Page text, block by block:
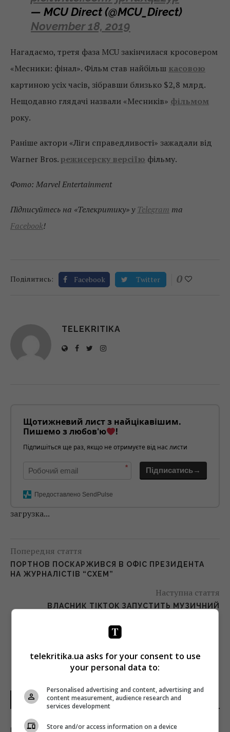
— MCU Direct (@MCU_Direct)
November 18, 2019
Нагадаємо, третя фаза MCU закінчилася кросовером
«Месники: фінал». Фільм став найбільш касовою
картиною усіх часів, зібравши близько $2,8 млрд.
Нещодавно глядачі назвали «Месників» фільмом
року.
Раніше актори «Ліги справедливості» зажадали від
Warner Bros.режисерску версіїю фільму.
Фото: Marvel Entertainment
Підписуйтесь на «Телекритику» у Telegram та
Facebook!
Поділитись: Facebook Twitter 0
TELEKRITIKA
Щотижневий лист з найцікавішим.
Пишемо з любов'ю
!
Підпишіться ще раз, якщо не отримуєте від нас листи
* Підписатись→
Предоставлено SendPulse
загрузка...
Попередня стаття
ПОРТНОВ ПОСКАРЖИВСЯ В ОФІС ПРЕЗИДЕНТА
НА ЖУРНАЛІСТІВ “СХЕМ”
Наступна стаття
ВЛАСНИК TIKTOK ЗАПУСТИТЬ МУЗИЧНИЙ
НОВИНИ УКРАЇНИ І СВІТУ
telekritika.ua asks for your consent to use
your personal data to:
Personalised advertising and content, advertising and
content measurement, audience research and
services development
Store and/or access information on a device